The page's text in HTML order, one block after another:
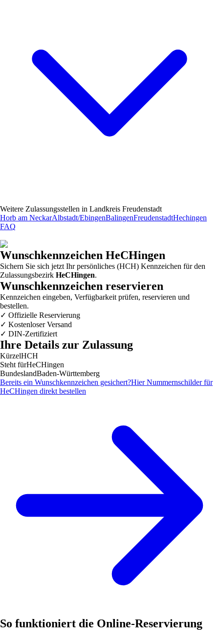
Weitere Zulassungsstellen in Landkreis Freudenstadt
Horb am NeckarAlbstadt/EbingenBalingenFreudenstadtHechingen
FAQ
Wunschkennzeichen HeCHingen
Sichern Sie sich jetzt Ihr persönliches (HCH) Kennzeichen für den
Zulassungsbezirk HeCHingen.
Wunschkennzeichen reservieren
Kennzeichen eingeben, Verfügbarkeit prüfen, reservieren und
bestellen.
✓ Offizielle Reservierung
✓ Kostenloser Versand
✓ DIN-Zertifiziert
Ihre Details zur Zulassung
KürzelHCH
Steht fürHeCHingen
BundeslandBaden-Württemberg
Bereits ein Wunschkennzeichen gesichert?Hier Nummernschilder für
HeCHingen direkt bestellen
So funktioniert die Online-Reservierung